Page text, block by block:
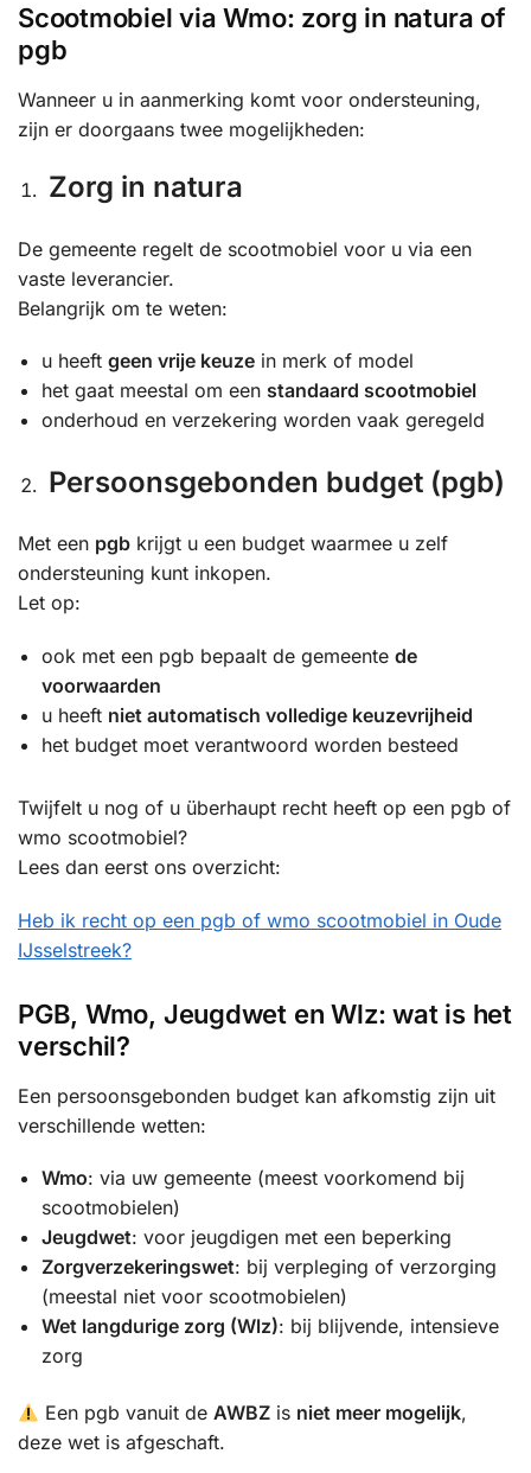
Scootmobiel via Wmo: zorg in natura of
pgb
Wanneer u in aanmerking komt voor ondersteuning,
zijn er doorgaans twee mogelijkheden:
Zorg in natura
De gemeente regelt de scootmobiel voor u via een
vaste leverancier.
Belangrijk om te weten:
u heeft geen vrije keuze in merk of model
het gaat meestal om een standaard scootmobiel
onderhoud en verzekering worden vaak geregeld
Persoonsgebonden budget (pgb)
Met een pgb krijgt u een budget waarmee u zelf
ondersteuning kunt inkopen.
Let op:
ook met een pgb bepaalt de gemeente de
voorwaarden
u heeft niet automatisch volledige keuzevrijheid
het budget moet verantwoord worden besteed
Twijfelt u nog of u überhaupt recht heeft op een pgb of
wmo scootmobiel?
Lees dan eerst ons overzicht:
Heb ik recht op een pgb of wmo scootmobiel in Oude
IJsselstreek?
PGB, Wmo, Jeugdwet en Wlz: wat is het
verschil?
Een persoonsgebonden budget kan afkomstig zijn uit
verschillende wetten:
Wmo: via uw gemeente (meest voorkomend bij
scootmobielen)
Jeugdwet: voor jeugdigen met een beperking
Zorgverzekeringswet: bij verpleging of verzorging
(meestal niet voor scootmobielen)
Wet langdurige zorg (Wlz): bij blijvende, intensieve
zorg
Een pgb vanuit deAWBZ is niet meer mogelijk,
deze wet is afgeschaft.